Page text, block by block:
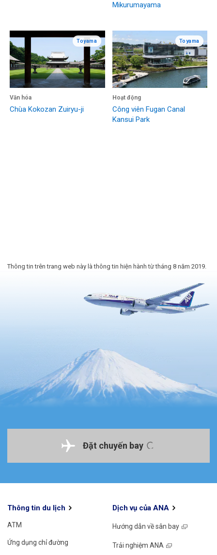
Mikurumayama
Toyama
Văn hóa
Chùa Kokozan Zuiryu-ji
Toyama
Hoạt động
Công viên Fugan Canal
Kansui Park
Thông tin trên trang web này là thông tin hiện hành từ tháng 8 năm 2019.
Đặt chuyến bay
Thông tin du lịch
ATM
Ứng dụng chỉ đường
Dịch vụ của ANA
Hướng dẫn về sân bay
Trải nghiệm ANA